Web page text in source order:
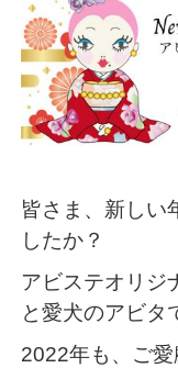
皆さま、新しい
したか？
アビステオリジ
と愛犬のアビタ
2022年も、ご